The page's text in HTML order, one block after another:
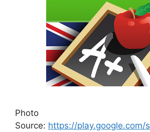
Photo
Source: https://play.google.com/